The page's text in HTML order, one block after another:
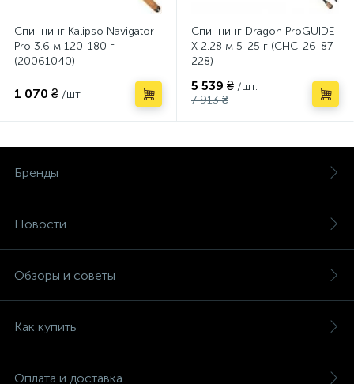
Спиннинг Kalipso Navigator
Pro 3.6 м 120-180 г
(20061040)
1 070 ₴ /шт.
Спиннинг Dragon ProGUIDE
X 2.28 м 5-25 г (CHC-26-87-
228)
5 539 ₴ /шт.
7 913 ₴
Бренды
Новости
Обзоры и советы
Как купить
Оплата и доставка